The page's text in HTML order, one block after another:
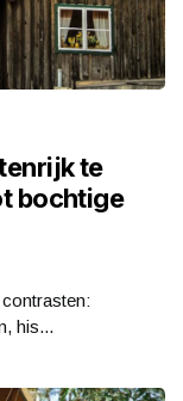
te
bochtige
his...